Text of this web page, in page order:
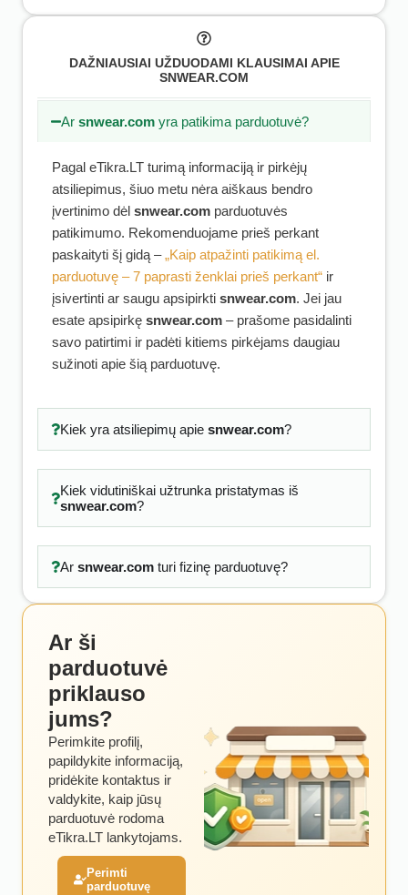
DAŽNIAUSIAI UŽDUODAMI KLAUSIMAI APIE
SNWEAR.COM
Arsnwear.com yra patikima parduotuvė?
Pagal eTikra.LT turimą informaciją ir pirkėjų
atsiliepimus, šiuo metu nėra aiškaus bendro
įvertinimo dėl snwear.com parduotuvės
patikimumo. Rekomenduojame prieš perkant
paskaityti šį gidą –„Kaip atpažinti patikimą el.
parduotuvę – 7 paprasti ženklai prieš perkant“ ir
įsivertinti ar saugu apsipirkti snwear.com. Jei jau
esate apsipirkę snwear.com – prašome pasidalinti
savo patirtimi ir padėti kitiems pirkėjams daugiau
sužinoti apie šią parduotuvę.
Kiek yra atsiliepimų apie snwear.com?
Kiek vidutiniškai užtrunka pristatymas iš
snwear.com?
Ar snwear.comturi fizinę parduotuvę?
Ar ši
parduotuvė
priklauso
jums?
Perimkite profilį,
papildykite informaciją,
pridėkite kontaktus ir
valdykite, kaip jūsų
parduotuvė rodoma
eTikra.LT lankytojams.
Perimti
parduotuvę